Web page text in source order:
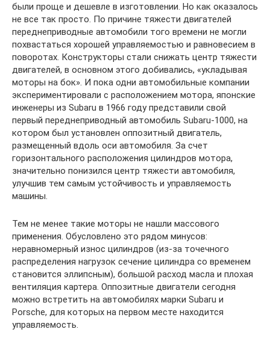
были проще и дешевле в изготовлении. Но как оказалось
не все так просто. По причине тяжести двигателей
переднеприводные автомобили того времени не могли
похвастаться хорошей управляемостью и равновесием в
поворотах. Конструкторы стали снижать центр тяжести
двигателей, в основном этого добивались, «укладывая
моторы на бок». И пока одни автомобильные компании
экспериментировали с расположением мотора, японские
инженеры из Subaru в 1966 году представили свой
первый переднеприводный автомобиль Subaru-1000, на
котором был установлен оппозитный двигатель,
размещенный вдоль оси автомобиля. За счет
горизонтального расположения цилиндров мотора,
значительно понизился центр тяжести автомобиля,
улучшив тем самым устойчивость и управляемость
машины.
Тем не менее такие моторы не нашли массового
применения. Обусловлено это рядом минусов:
неравномерный износ цилиндров (из-за точечного
распределения нагрузок сечение цилиндра со временем
становится эллипсным), большой расход масла и плохая
вентиляция картера. Оппозитные двигатели сегодня
можно встретить на автомобилях марки Subaru и
Porsche, для которых на первом месте находится
управляемость.